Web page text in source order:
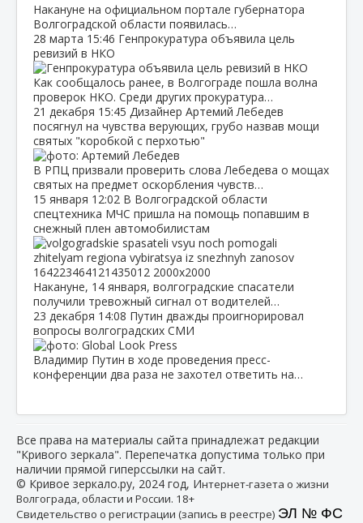
Накануне на официальном портале губернатора
Волгоградской области появилась…
28 марта 15:46 Генпрокуратура объявила цель
ревизий в НКО
Как сообщалось ранее, в Волгограде пошла волна
проверок НКО. Среди других прокуратура…
21 декабря 15:45 Дизайнер Артемий Лебедев
посягнул на чувства верующих, грубо назвав мощи
святых "коробкой с перхотью"
В РПЦ призвали проверить слова Лебедева о мощах
святых на предмет оскорбления чувств…
15 января 12:02 В Волгоградской области
спецтехника МЧС пришла на помощь попавшим в
снежный плен автомобилистам
Накануне, 14 января, волгоградские спасатели
получили тревожный сигнал от водителей…
23 декабря 14:08 Путин дважды проигнорировал
вопросы волгоградских СМИ
Владимир Путин в ходе проведения пресс-
конференции два раза не захотел ответить на…
Все права на материалы сайта принадлежат редакции
"Кривого зеркала". Перепечатка допустима только при
наличии прямой гиперссылки на сайт.
© Кривое зеркало.ру, 2024 год, Интернет-газета о жизни
Волгограда, области и России. 18+
Свидетельство о регистрации (запись в реестре) ЭЛ № ФС